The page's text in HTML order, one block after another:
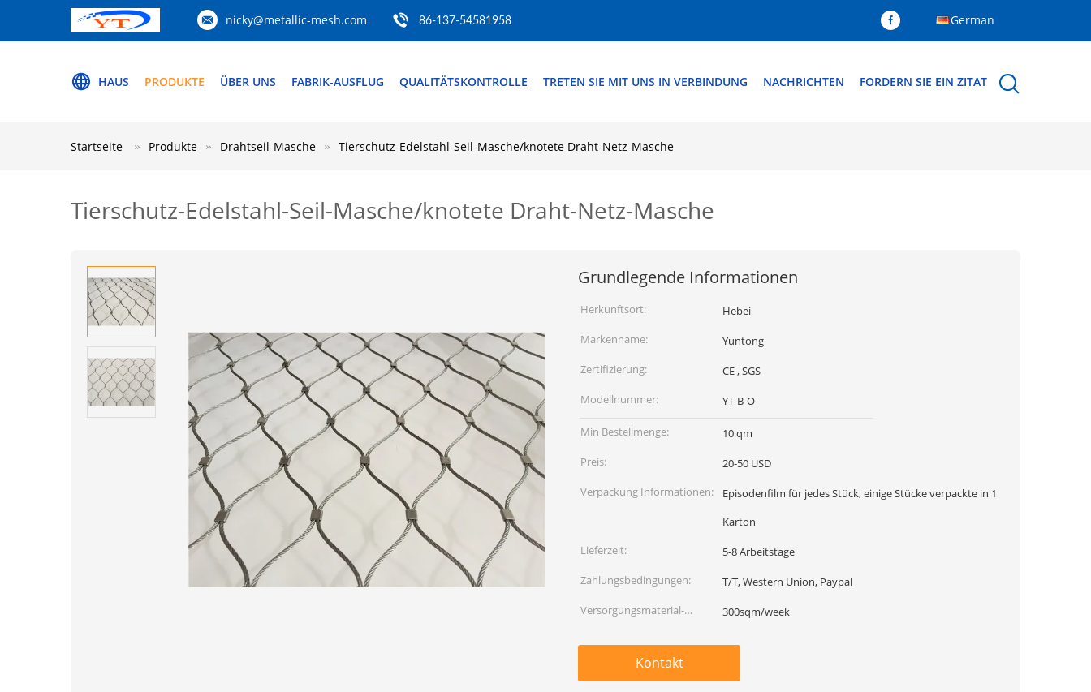
nicky@metallic-mesh.com 86-137-54581958 German
HAUS PRODUKTE ÜBER UNS FABRIK-AUSFLUG QUALITÄTSKONTROLLE TRETEN SIE MIT UNS IN VERBINDUNG NACHRICHTEN FORDERN SIE EIN ZITAT
Startseite Produkte Drahtseil-Masche Tierschutz-Edelstahl-Seil-Masche/knotete Draht-Netz-Masche
Tierschutz-Edelstahl-Seil-Masche/knotete Draht-Netz-Masche
Grundlegende Informationen
Herkunftsort:
Hebei
Markenname:
Yuntong
Zertifizierung:
CE , SGS
Modellnummer:
YT-B-O
Min Bestellmenge:
10 qm
Preis:
20-50 USD
Verpackung Informationen:
Episodenfilm für jedes Stück, einige Stücke verpackte in 1
Karton
Lieferzeit:
5-8 Arbeitstage
Zahlungsbedingungen:
T/T, Western Union, Paypal
Versorgungsmaterial-
300sqm/week
Kontakt